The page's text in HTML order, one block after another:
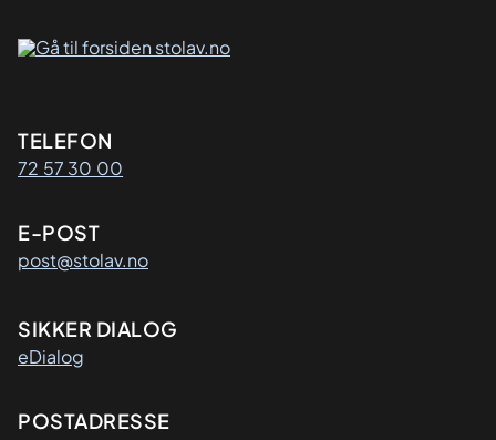
Kontaktinformasjon
TELEFON
72 57 30 00
E-POST
post@stolav.no
SIKKER DIALOG
eDialog
Adresse
POSTADRESSE